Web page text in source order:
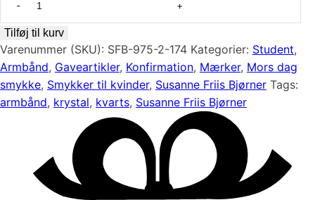
armbånd
med
blå
krystal
fra
Tilføj til kurv
Varenummer (SKU): SFB-975-2-174 Kategorier: Student,
Armbånd, Gaveartikler, Konfirmation, Mærker, Mors dag
smykke, Smykker til kvinder, Susanne Friis Bjørner Tags:
armbånd, krystal, kvarts, Susanne Friis Bjørner